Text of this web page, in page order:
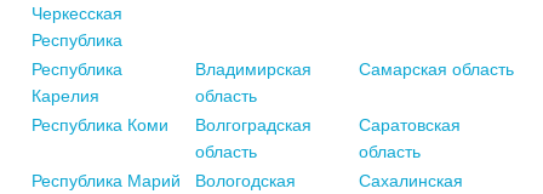
Черкесская
Республика
Республика
Карелия
Владимирская
область
Самарская область
Республика Коми
Волгоградская
область
Саратовская
область
Республика Марий
Вологодская
Сахалинская